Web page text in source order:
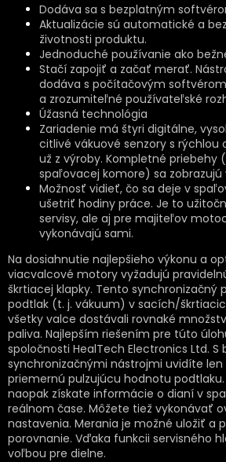
Dodáva sa s bezplatným
Aktualizácie sú automatické a
životnosti produktu.
Jednoduché používanie ako
Stačí zapojiť a začať merať.
dodáva s počítačovým
a zrozumiteľné používateľské
Úžasná technológia
Zariadenie má štyri digitálne,
citlivé vákuové senzory s rýchlou
už z výroby. Kompletné priebehy
spaľovacej komore) sa zobrazujú
Možnosť vidieť, čo sa deje v
ušetriť hodiny práce. Je to
servisy, ale aj pre majiteľov
vykonávajú sami.
Na dosiahnutie najlepšieho výkonu a
viacvalcové motory vyžadujú
škrtiacej klapky. Tento synchronizačný
podtlak (t. j. vákuum) v sacích/
všetky valce dostávali rovnaké
paliva. Najlepším riešením pre túto
spoločnosti HealTech Electronics Ltd. S
synchronizačnými nástrojmi uvidíte
priemernú pulzujúcu hodnotu
naopak získate informácie o dianí v
reálnom čase. Môžete tiež vykonávať
nastavenia. Merania je možné uložiť a
porovnanie. Vďaka funkcii servisného
voľbou pre dielne.